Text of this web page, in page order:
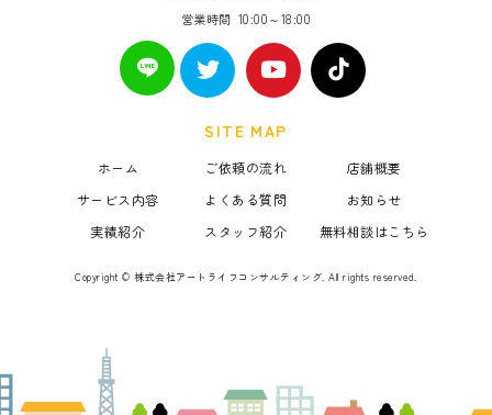
営業時間 10:00～18:00
SITE MAP
ホーム
サービス内容
実績紹介
ご依頼の流れ
よくある質問
スタッフ紹介
店舗概要
お知らせ
無料相談はこちら
Copyright © 株式会社アートライフコンサルティング. All rights reserved.